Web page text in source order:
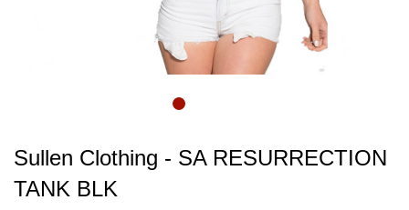
Sullen Clothing - SA RESURRECTION
TANK BLK